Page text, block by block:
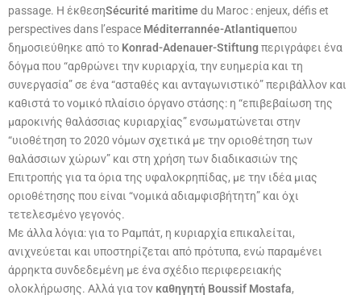
passage. Η έκθεσηSécurité maritime du Maroc : enjeux, défis et
perspectives dans l’espace Méditerrannée-Atlantiqueπου
δημοσιεύθηκε από το Konrad-Adenauer-Stiftung περιγράφει ένα
δόγμα που “αρθρώνει την κυριαρχία, την ευημερία και τη
συνεργασία” σε ένα “ασταθές και ανταγωνιστικό” περιβάλλον και
καθιστά το νομικό πλαίσιο όργανο στάσης: η “επιβεβαίωση της
μαροκινής θαλάσσιας κυριαρχίας” ενσωματώνεται στην
“υιοθέτηση το 2020 νόμων σχετικά με την οριοθέτηση των
θαλάσσιων χώρων” και στη χρήση των διαδικασιών της
Επιτροπής για τα όρια της υφαλοκρηπίδας, με την ιδέα μιας
οριοθέτησης που είναι “νομικά αδιαμφισβήτητη” και όχι
τετελεσμένο γεγονός.
Με άλλα λόγια: για το Ραμπάτ, η κυριαρχία επικαλείται,
ανιχνεύεται και υποστηρίζεται από πρότυπα, ενώ παραμένει
άρρηκτα συνδεδεμένη με ένα σχέδιο περιφερειακής
ολοκλήρωσης. Αλλά για τον καθηγητή Boussif Mostafa,